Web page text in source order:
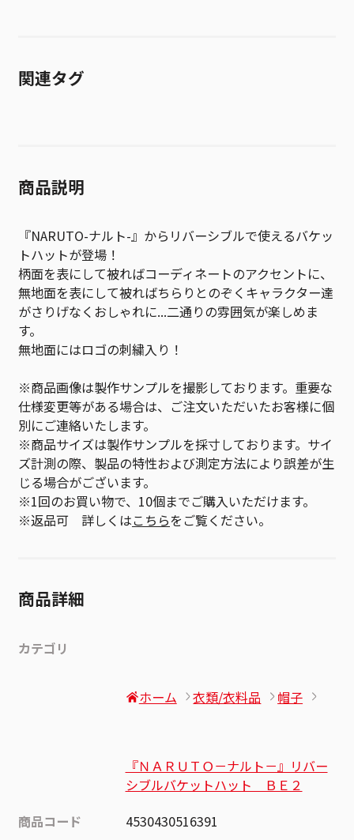
関連タグ
商品説明
『NARUTO-ナルト-』からリバーシブルで使えるバケッ
トハットが登場！
柄面を表にして被ればコーディネートのアクセントに、
無地面を表にして被ればちらりとのぞくキャラクター達
がさりげなくおしゃれに...二通りの雰囲気が楽しめま
す。
無地面にはロゴの刺繍入り！
※商品画像は製作サンプルを撮影しております。重要な
仕様変更等がある場合は、ご注文いただいたお客様に個
別にご連絡いたします。
※商品サイズは製作サンプルを採寸しております。サイ
ズ計測の際、製品の特性および測定方法により誤差が生
じる場合がございます。
※1回のお買い物で、10個までご購入いただけます。
※返品可 詳しくはこちらをご覧ください。
商品詳細
カテゴリ
ホーム 衣類/衣料品 帽子
『ＮＡＲＵＴＯ－ナルト－』リバー
シブルバケットハット ＢＥ２
商品コード
4530430516391